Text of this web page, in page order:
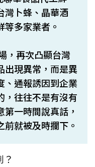
灣卜蜂、晶華酒
等多家業者。
，再次凸顯台灣
出現異常，而是異
、通報誘因到企業
，往往不是有沒有
一時間說真話，
就被及時攔下。
？